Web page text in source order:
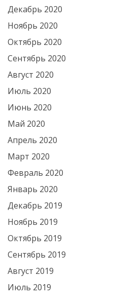
Декабрь 2020
Ноябрь 2020
Октябрь 2020
Сентябрь 2020
Август 2020
Июль 2020
Июнь 2020
Май 2020
Апрель 2020
Март 2020
Февраль 2020
Январь 2020
Декабрь 2019
Ноябрь 2019
Октябрь 2019
Сентябрь 2019
Август 2019
Июль 2019